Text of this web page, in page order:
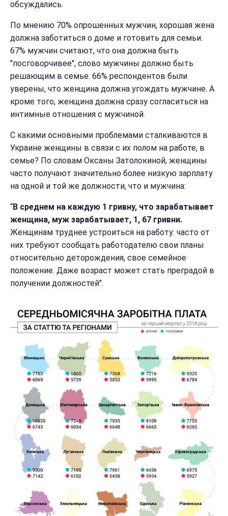
обсуждались.
По мнению 70% опрошенных мужчин, хорошая жена
должна заботиться о доме и готовить для семьи.
67% мужчин считают, что она должна быть
"посговорчивее", слово мужчины должно быть
решающим в семье. 66% респондентов были
уверены, что женщина должна угождать мужчине. А
кроме того, женщина должна сразу согласиться на
интимные отношения с мужчиной.
С какими основными проблемами сталкиваются в
Украине женщины в связи с их полом на работе, в
семье? По словам Оксаны Затолокиной, женщины
часто получают значительно более низкую зарплату
на одной и той же должности, что и мужчина:
“В среднем на каждую 1 гривну, что зарабатывает
женщина, муж зарабатывает, 1, 67 гривни.
Женщинам труднее устроиться на работу: часто от
них требуют сообщать работодателю свои планы
относительно деторождения, свое семейное
положение. Даже возраст может стать преградой в
получении должностей".